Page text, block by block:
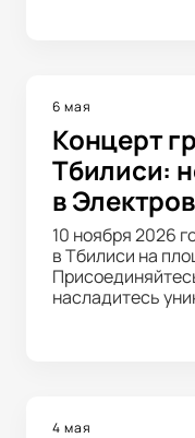
6 мая
Концерт
Тбилиси:
в
10 ноября 2026
в Тбилиси на
насладитесь
4 мая